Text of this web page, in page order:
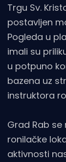
Trgu Sv.
postavljen
Pogleda u
imali su
u potpuno
bazena uz
instruktora
Grad Rab
ronilačke
aktivnosti